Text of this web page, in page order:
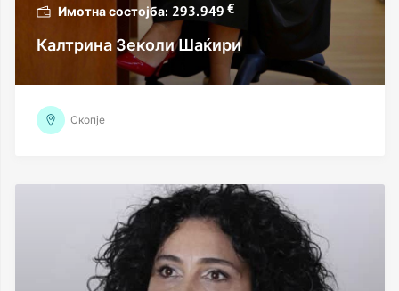
293.949 €
Калтрина Зеколи Шаќири
Скопје